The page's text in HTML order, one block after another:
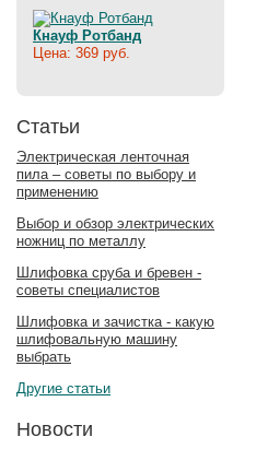
Кнауф Ротбанд
Цена: 369 руб.
Статьи
Электрическая ленточная
пила – советы по выбору и
применению
Выбор и обзор электрических
ножниц по металлу
Шлифовка сруба и бревен -
советы специалистов
Шлифовка и зачистка - какую
шлифовальную машину
выбрать
Другие статьи
Новости